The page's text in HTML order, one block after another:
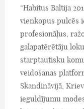
“Habitus Baltija
vienkopus pulcēs
profesionāļus,
galapatērētāju
starptautisku
veidošanas
Skandināvijā,
ieguldījumu